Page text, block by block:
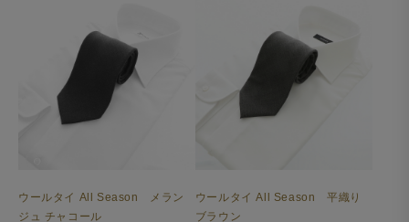
ウールタイ All Season メラン
ジュ チャコール
ウールタイ All Season 平織り
ブラウン